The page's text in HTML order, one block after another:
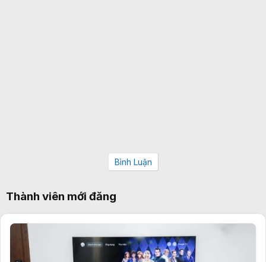
Bình Luận
Thành viên mới đăng